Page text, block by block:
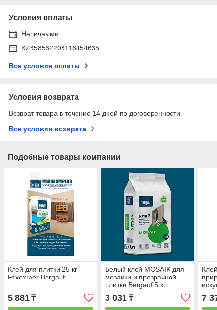
Условия оплаты
Наличными
KZ358562203116454635
Все условия оплаты
Условия возврата
Возврат товара в течение 14 дней по договоренности
Все условия возврата
Подобные товары компании
Клей для плитки 25 кг
Ftixexraer Bergauf
5 881 ₸
Белый клей MOSAIK для
мозаики и прозрачной
плитки Bergauf 5 кг
3 031₸ 7